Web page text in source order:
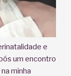
e
um encontro
minha